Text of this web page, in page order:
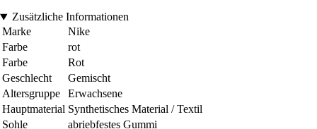
Zusätzliche Informationen
Marke
Nike
Farbe
rot
Farbe
Rot
Geschlecht
Gemischt
Altersgruppe
Erwachsene
Hauptmaterial Synthetisches Material / Textil
Sohle
abriebfestes Gummi